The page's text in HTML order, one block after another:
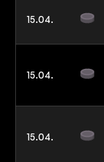
15.04.
15.04.
15.04.